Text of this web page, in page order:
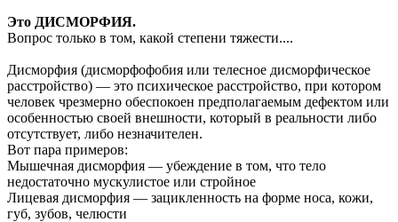
Это ДИСМОРФИЯ.
Вопрос только в том, какой степени тяжести....
Дисморфия (дисморфофобия или телесное дисморфическое
расстройство) — это психическое расстройство, при котором
человек чрезмерно обеспокоен предполагаемым дефектом или
особенностью своей внешности, который в реальности либо
отсутствует, либо незначителен.
Вот пара примеров:
Мышечная дисморфия — убеждение в том, что тело
недостаточно мускулистое или стройное
Лицевая дисморфия — зацикленность на форме носа, кожи,
губ, зубов, челюсти